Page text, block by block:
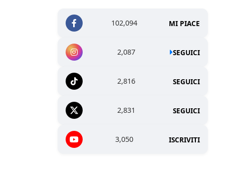
102,094 MI PIACE
2,087 SEGUICI
2,816 SEGUICI
2,831 SEGUICI
3,050 ISCRIVITI